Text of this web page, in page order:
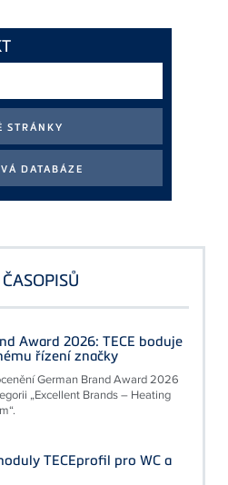
Award 2026: TECE boduje
řízení značky
German Brand Award 2026
„Excellent Brands – Heating
TECEprofil pro WC a